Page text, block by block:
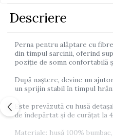
Descriere
Perna pentru alăptare cu
din timpul sarcinii, oferind
poziție de somn confortabilă
După naștere, devine un
un sprijin stabil în timpul
Este prevăzută cu husă
de îndepărtat și de curățat la
Materiale: husă 100%